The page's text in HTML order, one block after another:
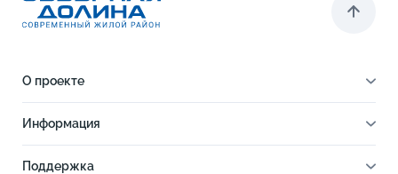
О проекте
Инфраструктура
Информация
Поддержка